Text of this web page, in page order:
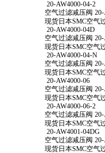
20-AW4000-04-2
空气过滤减压阀 20-
现货日本SMC空气
20-AW4000-04D
空气过滤减压阀 20-
现货日本SMC空气
20-AW4000-04-N
空气过滤减压阀
现货日本SMC空气
20-AW4000-06
空气过滤减压阀 20-
现货日本SMC空气
20-AW4000-06-2
空气过滤减压阀 20-
现货日本SMC空气
20-AW4001-04DG
空气过滤减压阀 20-
现货日本SMC空气